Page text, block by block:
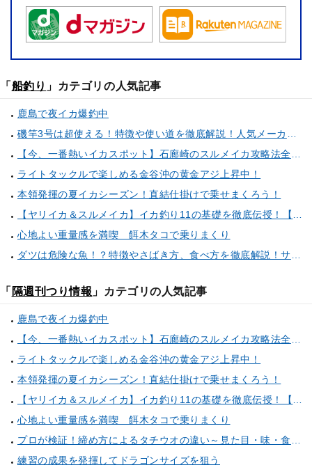
「 船釣り 」カテゴリの人気記事
鹿島で夜イカ爆釣中
ライトタックルで楽しめる金谷沖の黄金アジ上昇中！
本領発揮の夏イカシーズン！直結仕掛けで乗せまくろう！
心地よい重量感を満喫 餌木タコで乗りまくり
「 隔週刊つり情報 」カテゴリの人気記事
鹿島で夜イカ爆釣中
ライトタックルで楽しめる金谷沖の黄金アジ上昇中！
本領発揮の夏イカシーズン！直結仕掛けで乗せまくろう！
心地よい重量感を満喫 餌木タコで乗りまくり
練習の成果を発揮してドラゴンサイズを狙う